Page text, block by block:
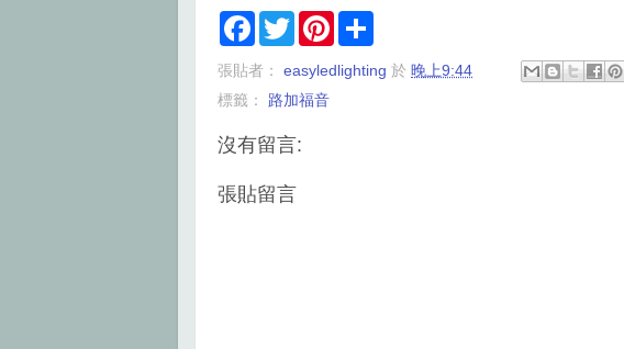
F
e
o
k
T
w
t
e
P
t
r
張貼者： easyledlighting 於 晚上9:44
標籤： 路加福音
沒有留言:
張貼留言